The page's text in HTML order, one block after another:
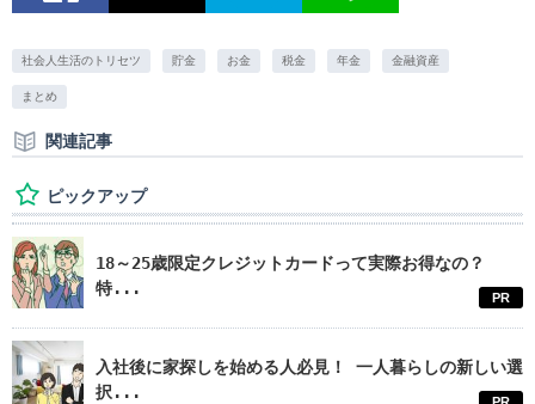
社会人生活のトリセツ 貯金 お金 税金 年金 金融資産
まとめ
関連記事
ピックアップ
18～25歳限定クレジットカードって実際お得なの？
特...
PR
入社後に家探しを始める人必見！ 一人暮らしの新しい選
択...